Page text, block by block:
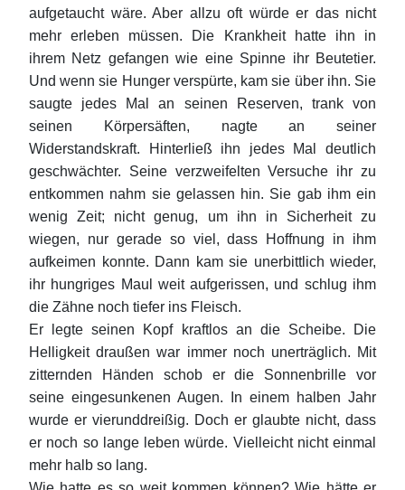
aufgetaucht wäre. Aber allzu oft würde er das nicht
mehr erleben müssen. Die Krankheit hatte ihn in
ihrem Netz gefangen wie eine Spinne ihr Beutetier.
Und wenn sie Hunger verspürte, kam sie über ihn. Sie
saugte jedes Mal an seinen Reserven, trank von
seinen Körpersäften, nagte an seiner
Widerstandskraft. Hinterließ ihn jedes Mal deutlich
geschwächter. Seine verzweifelten Versuche ihr zu
entkommen nahm sie gelassen hin. Sie gab ihm ein
wenig Zeit; nicht genug, um ihn in Sicherheit zu
wiegen, nur gerade so viel, dass Hoffnung in ihm
aufkeimen konnte. Dann kam sie unerbittlich wieder,
ihr hungriges Maul weit aufgerissen, und schlug ihm
die Zähne noch tiefer ins Fleisch.
Er legte seinen Kopf kraftlos an die Scheibe. Die
Helligkeit draußen war immer noch unerträglich. Mit
zitternden Händen schob er die Sonnenbrille vor
seine eingesunkenen Augen. In einem halben Jahr
wurde er vierunddreißig. Doch er glaubte nicht, dass
er noch so lange leben würde. Vielleicht nicht einmal
mehr halb so lang.